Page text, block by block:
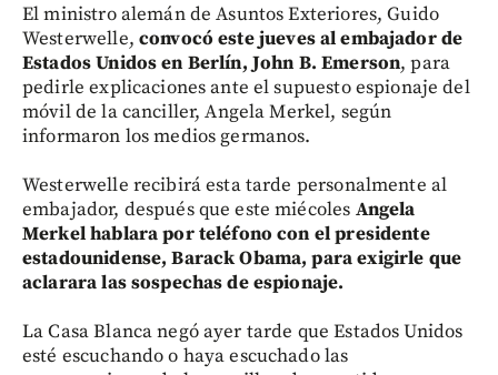
El ministro alemán de Asuntos Exteriores, Guido
Westerwelle, convocó este jueves al embajador de
Estados Unidos en Berlín, John B. Emerson, para
pedirle explicaciones ante el supuesto espionaje del
móvil de la canciller, Angela Merkel, según
informaron los medios germanos.
Westerwelle recibirá esta tarde personalmente al
embajador, después que este miécoles Angela
Merkel hablara por teléfono con el presidente
estadounidense, Barack Obama, para exigirle que
aclarara las sospechas de espionaje.
La Casa Blanca negó ayer tarde que Estados Unidos
esté escuchando o haya escuchado las